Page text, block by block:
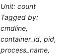
Unit: count
Tagged by:
cmdline,
container_id, pid,
process_name,